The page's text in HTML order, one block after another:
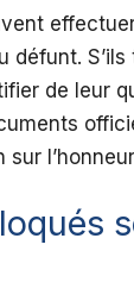
défunt.
de leur